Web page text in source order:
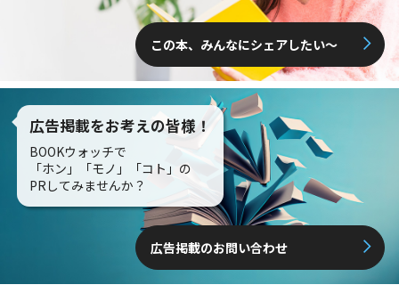
この本、みんなにシェアしたい〜
広告掲載をお考えの皆様！
BOOKウォッチで
「ホン」「モノ」「コト」の
PRしてみませんか？
広告掲載のお問い合わせ